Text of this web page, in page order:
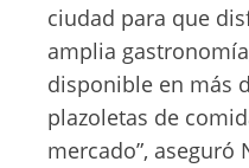
ciudad para que
amplia
disponible en más
plazoletas de
mercado”, aseguró